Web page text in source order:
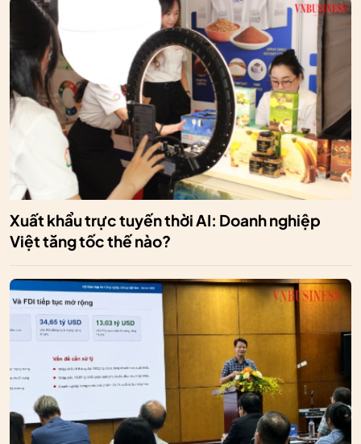
Xuất khẩu trực tuyến thời AI: Doanh nghiệp
Việt tăng tốc thế nào?